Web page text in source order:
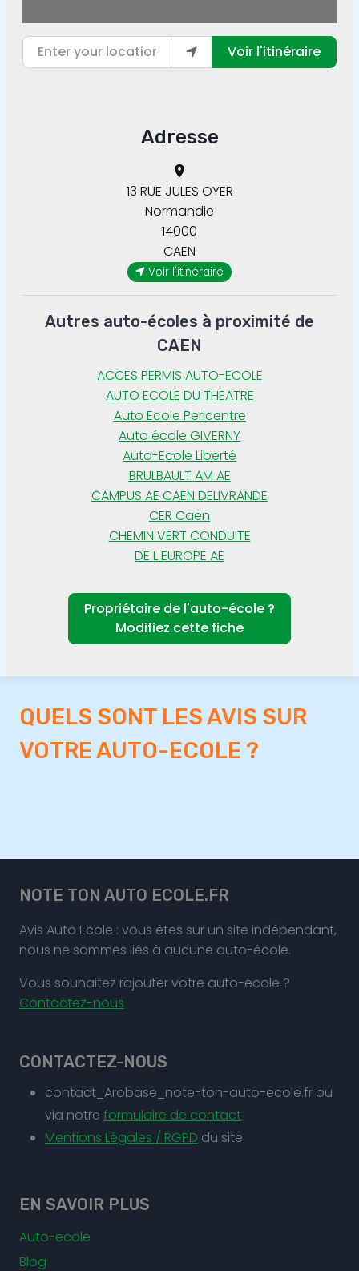
Enter your location
Voir l'itinéraire
Adresse
13 RUE JULES OYER
CAEN
Normandie
14000
Voir l'itinéraire
Autres auto-écoles à proximité de
CAEN
ACCES PERMIS AUTO-ECOLE
AUTO ECOLE DU THEATRE
Auto Ecole Pericentre
Auto école GIVERNY
Auto-Ecole Liberté
BRULBAULT AM AE
CAMPUS AE CAEN DELIVRANDE
CER Caen
CHEMIN VERT CONDUITE
DE L EUROPE AE
Propriétaire de l'auto-école ?
Modifiez cette fiche
QUELS SONT LES AVIS SUR
VOTRE AUTO-ECOLE ?
NOTE TON AUTO ECOLE.FR
Avis Auto Ecole : vous êtes sur un site indépendant,
nous ne sommes liés à aucune auto-école.
Vous souhaitez rajouter votre auto-école ?
Contactez-nous
CONTACTEZ-NOUS
contact_Arobase_note-ton-auto-ecole.fr ou
via notre formulaire de contact
Mentions Légales / RGPD du site
EN SAVOIR PLUS
Auto-ecole
Blog